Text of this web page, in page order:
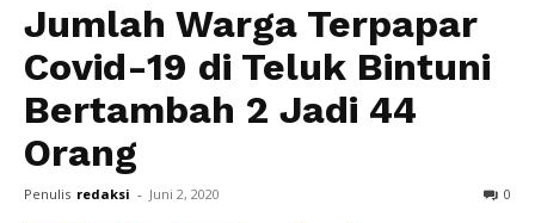
Jumlah Warga Terpapar
Covid-19 di Teluk Bintuni
Bertambah 2 Jadi 44
Orang
Penulis redaksi - Juni 2, 2020 0